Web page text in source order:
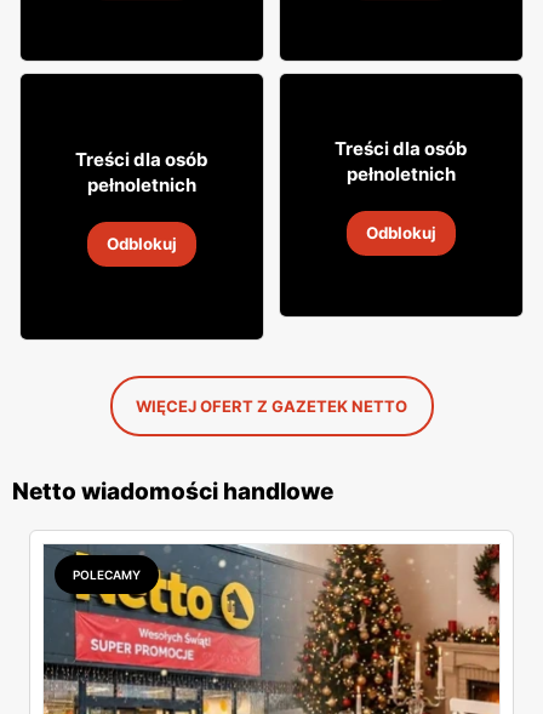
1599
Likier Żołądkowa Gorzka
14 sie 2026
Treści dla osób
pełnoletnich
Odblokuj
99
14 sie 2026
Treści dla osób
pełnoletnich
Odblokuj
WIĘCEJ OFERT Z GAZETEK NETTO
Netto wiadomości handlowe
POLECAMY